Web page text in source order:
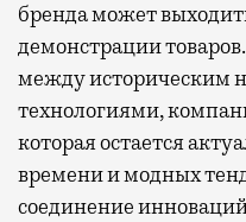
бренда может
демонстрации
между историческим
технологиями,
которая остается
времени и модных
соединение